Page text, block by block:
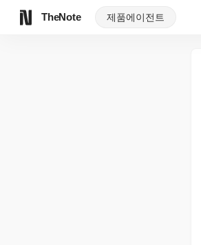
TheNote 제품에이전트